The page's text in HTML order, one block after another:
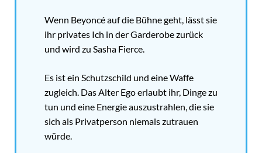
Wenn Beyoncé auf die Bühne geht, lässt sie
ihr privates Ich in der Garderobe zurück
und wird zu Sasha Fierce.
Es ist ein Schutzschild und eine Waffe
zugleich. Das Alter Ego erlaubt ihr, Dinge zu
tun und eine Energie auszustrahlen, die sie
sich als Privatperson niemals zutrauen
würde.